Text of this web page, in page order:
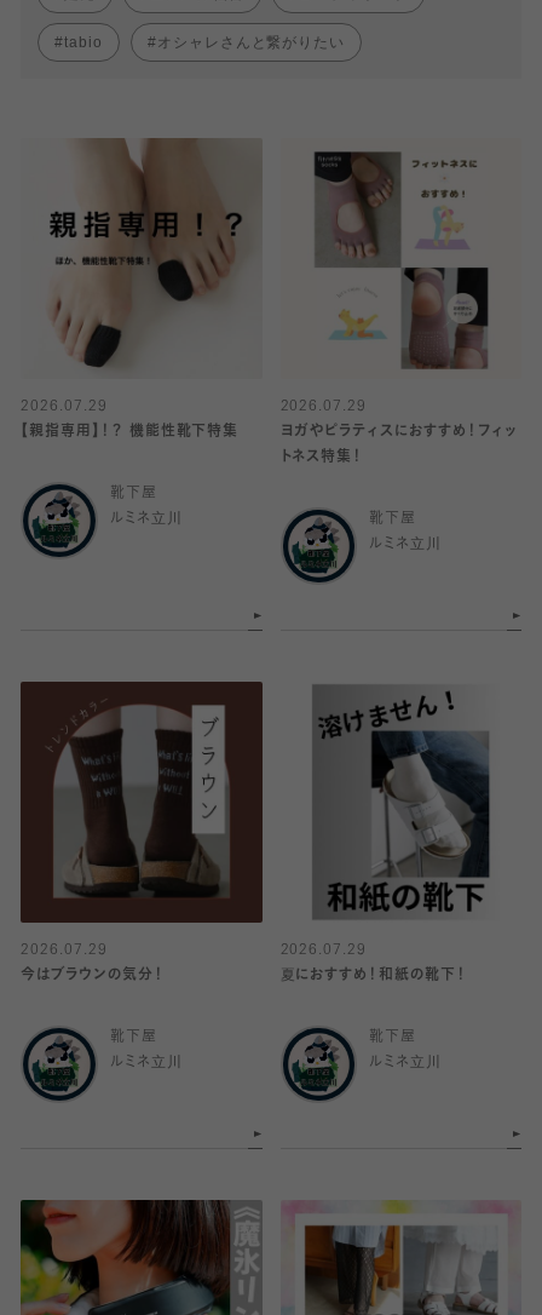
tabio オシャレさんと繋がりたい
2026.07.29
【親指専用】！？ 機能性靴下特集
靴下屋
ルミネ立川
2026.07.29
ヨガやピラティスにおすすめ！フィッ
トネス特集！
靴下屋
ルミネ立川
2026.07.29
今はブラウンの気分！
靴下屋
ルミネ立川
2026.07.29
夏におすすめ！和紙の靴下！
靴下屋
ルミネ立川